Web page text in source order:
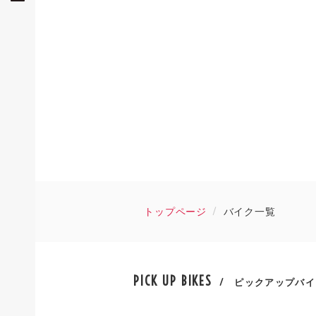
トップページ バイク一覧
PICK UP BIKES / ピックアップバ